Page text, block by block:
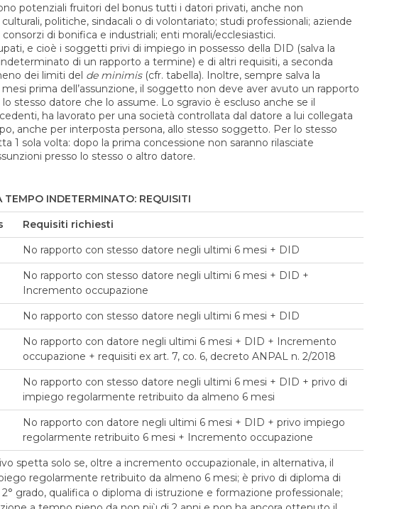
potenziali fruitori del bonus tutti i datori privati, anche non
politiche, sindacali o di volontariato; studi professionali; aziende
di bonifica e industriali; enti morali/ecclesiastici.
e cioè i soggetti privi di impiego in possesso della DID (salva la
di un rapporto a termine) e di altri requisiti, a seconda
dei limiti del de minimis (cfr. tabella). Inoltre, sempre salva la
prima dell’assunzione, il soggetto non deve aver avuto un rapporto
stesso datore che lo assume. Lo sgravio è escluso anche se il
ha lavorato per una società controllata dal datore a lui collegata
anche per interposta persona, allo stesso soggetto. Per lo stesso
1 sola volta: dopo la prima concessione non saranno rilasciate
presso lo stesso o altro datore.
TEMPO INDETERMINATO: REQUISITI
Requisiti richiesti
No rapporto con stesso datore negli ultimi 6 mesi + DID
No rapporto con stesso datore negli ultimi 6 mesi + DID +
Incremento occupazione
No rapporto con stesso datore negli ultimi 6 mesi + DID
No rapporto con datore negli ultimi 6 mesi + DID + Incremento
occupazione + requisiti ex art. 7, co. 6, decreto ANPAL n. 2/2018
No rapporto con stesso datore negli ultimi 6 mesi + DID + privo di
impiego regolarmente retribuito da almeno 6 mesi
No rapporto con datore negli ultimi 6 mesi + DID + privo impiego
regolarmente retribuito 6 mesi + Incremento occupazione
spetta solo se, oltre a incremento occupazionale, in alternativa, il
regolarmente retribuito da almeno 6 mesi; è privo di diploma di
grado, qualifica o diploma di istruzione e formazione professionale;